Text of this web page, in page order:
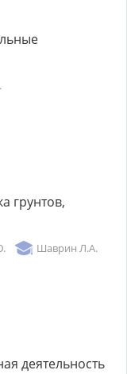
грунтов,
Шаврин Л.А.
деятельность